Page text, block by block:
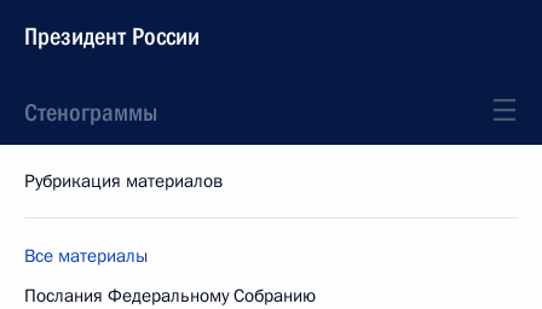
Президент России
Стенограммы
Рубрикация материалов
Все материалы
Послания Федеральному Собранию